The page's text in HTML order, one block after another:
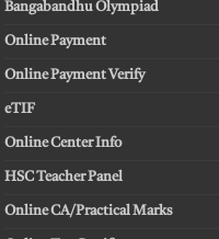
Bangabandhu Olympiad
Online Payment
Online Payment Verify
eTIF
Online Center Info
HSC Teacher Panel
Online CA/Practical Marks